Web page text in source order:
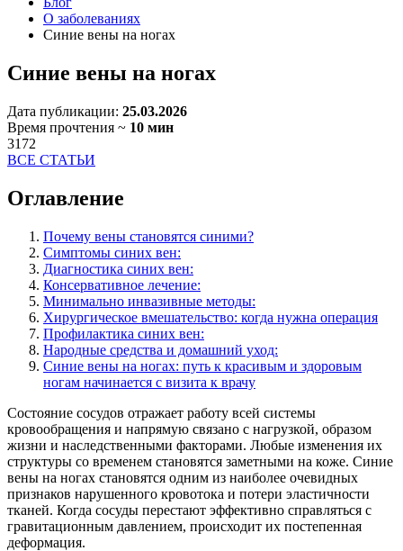
О заболеваниях
Синие вены на ногах
Синие вены на ногах
Дата публикации: 25.03.2026
Время прочтения ~ 10 мин
3172
ВСЕ СТАТЬИ
Оглавление
Почему вены становятся синими?
Симптомы синих вен:
Диагностика синих вен:
Консервативное лечение:
Минимально инвазивные методы:
Хирургическое вмешательство: когда нужна операция
Профилактика синих вен:
Народные средства и домашний уход:
Синие вены на ногах: путь к красивым и здоровым
ногам начинается с визита к врачу
Состояние сосудов отражает работу всей системы
кровообращения и напрямую связано с нагрузкой, образом
жизни и наследственными факторами. Любые изменения их
структуры со временем становятся заметными на коже. Синие
вены на ногах становятся одним из наиболее очевидных
признаков нарушенного кровотока и потери эластичности
тканей. Когда сосуды перестают эффективно справляться с
гравитационным давлением, происходит их постепенная
деформация.